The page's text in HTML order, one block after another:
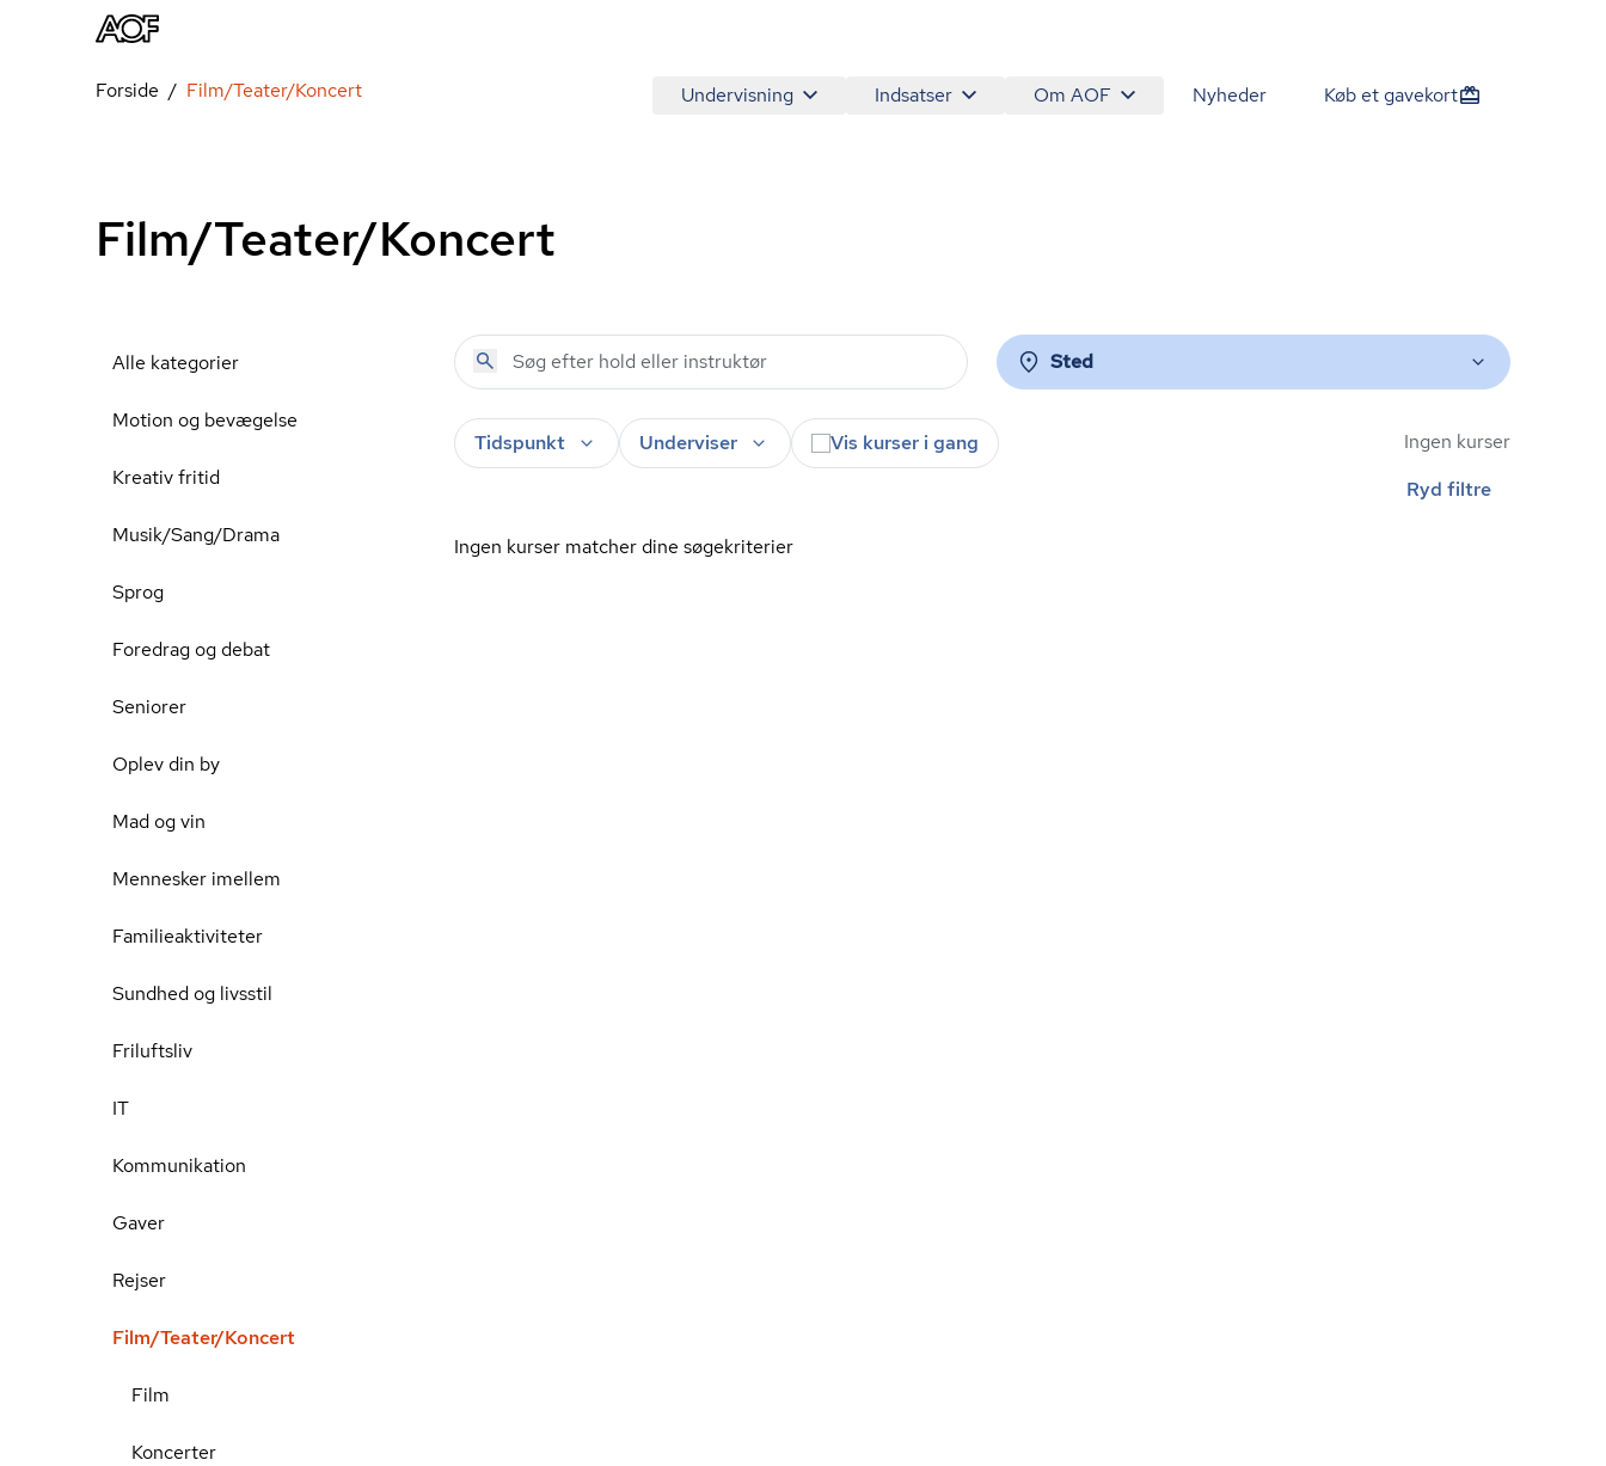
Undervisning Indsatser Om AOF Nyheder Køb et gavekort
Forside Film/Teater/Koncert
Film/Teater/Koncert
Alle kategorier
Motion og bevægelse
Kreativ fritid
Musik/Sang/Drama
Sprog
Foredrag og debat
Seniorer
Oplev din by
Mad og vin
Mennesker imellem
Familieaktiviteter
Sundhed og livsstil
Friluftsliv
IT
Kommunikation
Gaver
Rejser
Film/Teater/Koncert
Film
Koncerter
Sted
Tidspunkt Underviser Vis kurser i gang
Ingen kurser
Ryd filtre
Ingen kurser matcher dine søgekriterier